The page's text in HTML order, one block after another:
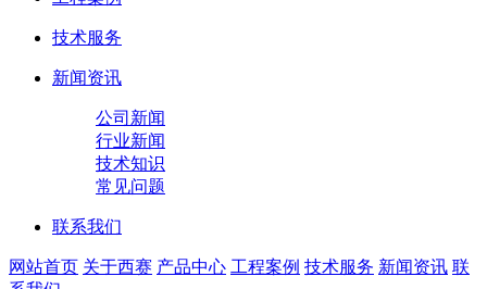
技术服务
新闻资讯
公司新闻
行业新闻
技术知识
常见问题
联系我们
网站首页 关于西赛 产品中心 工程案例 技术服务 新闻资讯 联